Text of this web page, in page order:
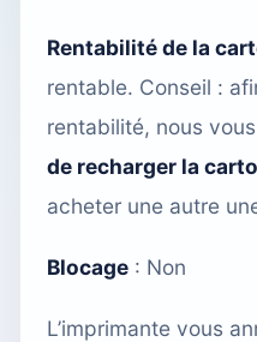
Rentabilité de la
rentable. Conseil :
rentabilité, nous
de recharger la
acheter une autre
Blocage : Non
L’imprimante vous